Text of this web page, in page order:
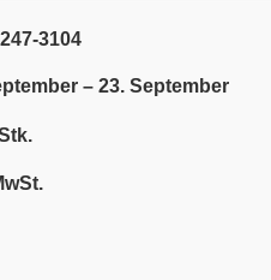
3104
– 23. September